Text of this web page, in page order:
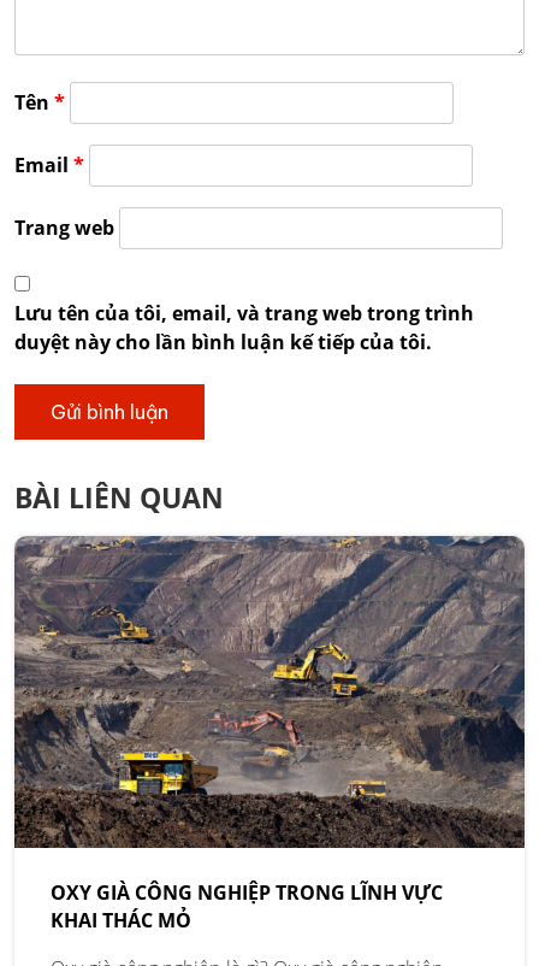
Tên *
Email *
Trang web
Lưu tên của tôi, email, và trang web trong trình
duyệt này cho lần bình luận kế tiếp của tôi.
BÀI LIÊN QUAN
OXY GIÀ CÔNG NGHIỆP TRONG LĨNH VỰC
KHAI THÁC MỎ